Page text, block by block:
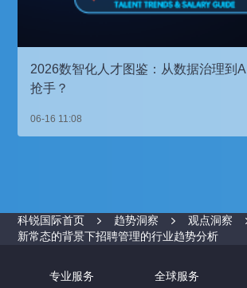
2026数智化人才图鉴：从数据治理到
抢手？
06-16 11:08
科锐国际首页 趋势洞察
观点洞察
新常态的背景下招聘管理的行业趋势分析
专业服务 全球服务